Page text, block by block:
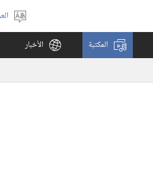
المكتبة الأخبار